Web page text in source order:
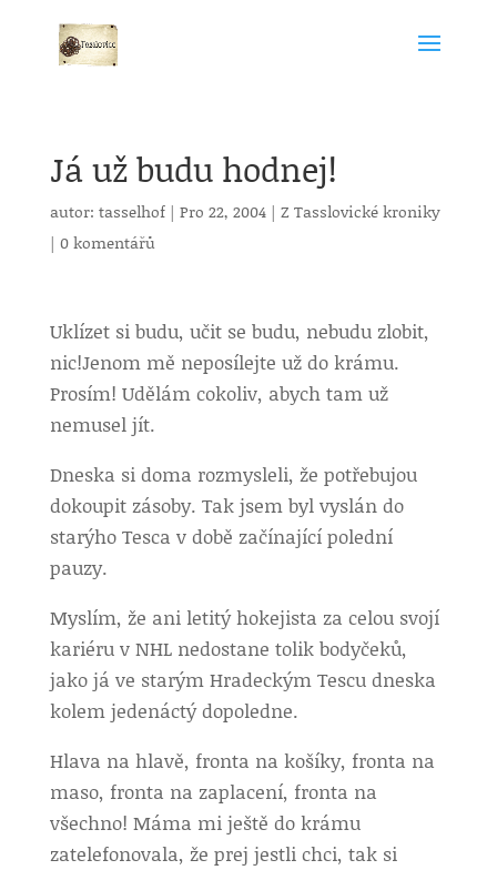
Já už budu hodnej!
autor: tasselhof| Pro 22, 2004| Z Tasslovické kroniky
| 0 komentářů
Uklízet si budu, učit se budu, nebudu zlobit,
nic!Jenom mě neposílejte už do krámu.
Prosím! Udělám cokoliv, abych tam už
nemusel jít.
Dneska si doma rozmysleli, že potřebujou
dokoupit zásoby. Tak jsem byl vyslán do
starýho Tesca v době začínající polední
pauzy.
Myslím, že ani letitý hokejista za celou svojí
kariéru v NHL nedostane tolik bodyčeků,
jako já ve starým Hradeckým Tescu dneska
kolem jedenáctý dopoledne.
Hlava na hlavě, fronta na košíky, fronta na
maso, fronta na zaplacení, fronta na
všechno! Máma mi ještě do krámu
zatelefonovala, že prej jestli chci, tak si